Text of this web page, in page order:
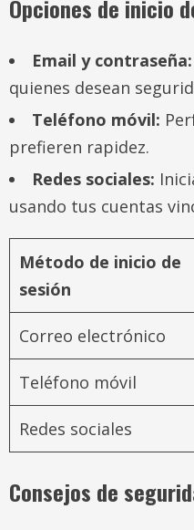
Opciones de inicio
Email y contraseña:
quienes desean
Teléfono móvil:
prefieren rapidez.
Redes sociales:
usando tus cuentas
Método de inicio de
sesión
Correo electrónico
Teléfono móvil
Redes sociales
Consejos de